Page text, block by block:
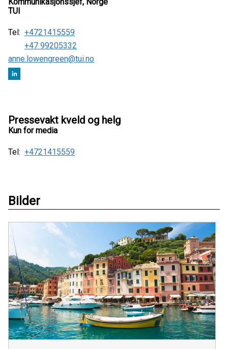
TUI
Tel: +4721415559
+47 99205332
anne.lowengreen@tui.no
Pressevakt kveld og helg
Kun for media
Tel: +4721415559
Bilder